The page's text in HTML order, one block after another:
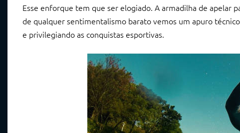
Esse enforque tem que ser elogiado. A armadilha de apelar
de qualquer sentimentalismo barato vemos um apuro
e privilegiando as conquistas esportivas.